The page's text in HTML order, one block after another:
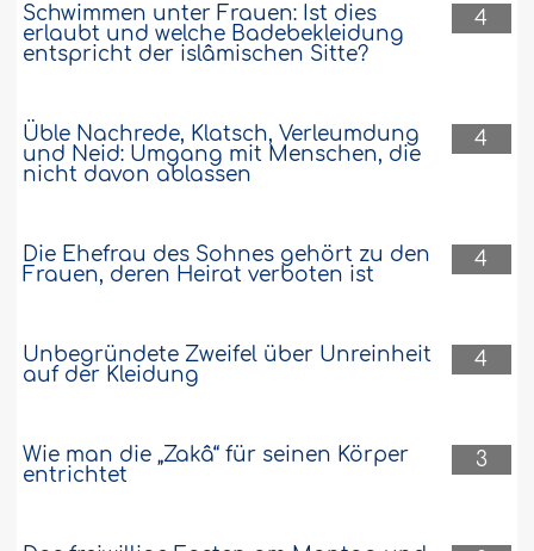
4
Schwimmen unter Frauen: Ist dies
erlaubt und welche Badebekleidung
entspricht der islâmischen Sitte?
4
Üble Nachrede, Klatsch, Verleumdung
und Neid: Umgang mit Menschen, die
nicht davon ablassen
4
Die Ehefrau des Sohnes gehört zu den
Frauen, deren Heirat verboten ist
4
Unbegründete Zweifel über Unreinheit
auf der Kleidung
3
Wie man die „Zakâ“ für seinen Körper
entrichtet